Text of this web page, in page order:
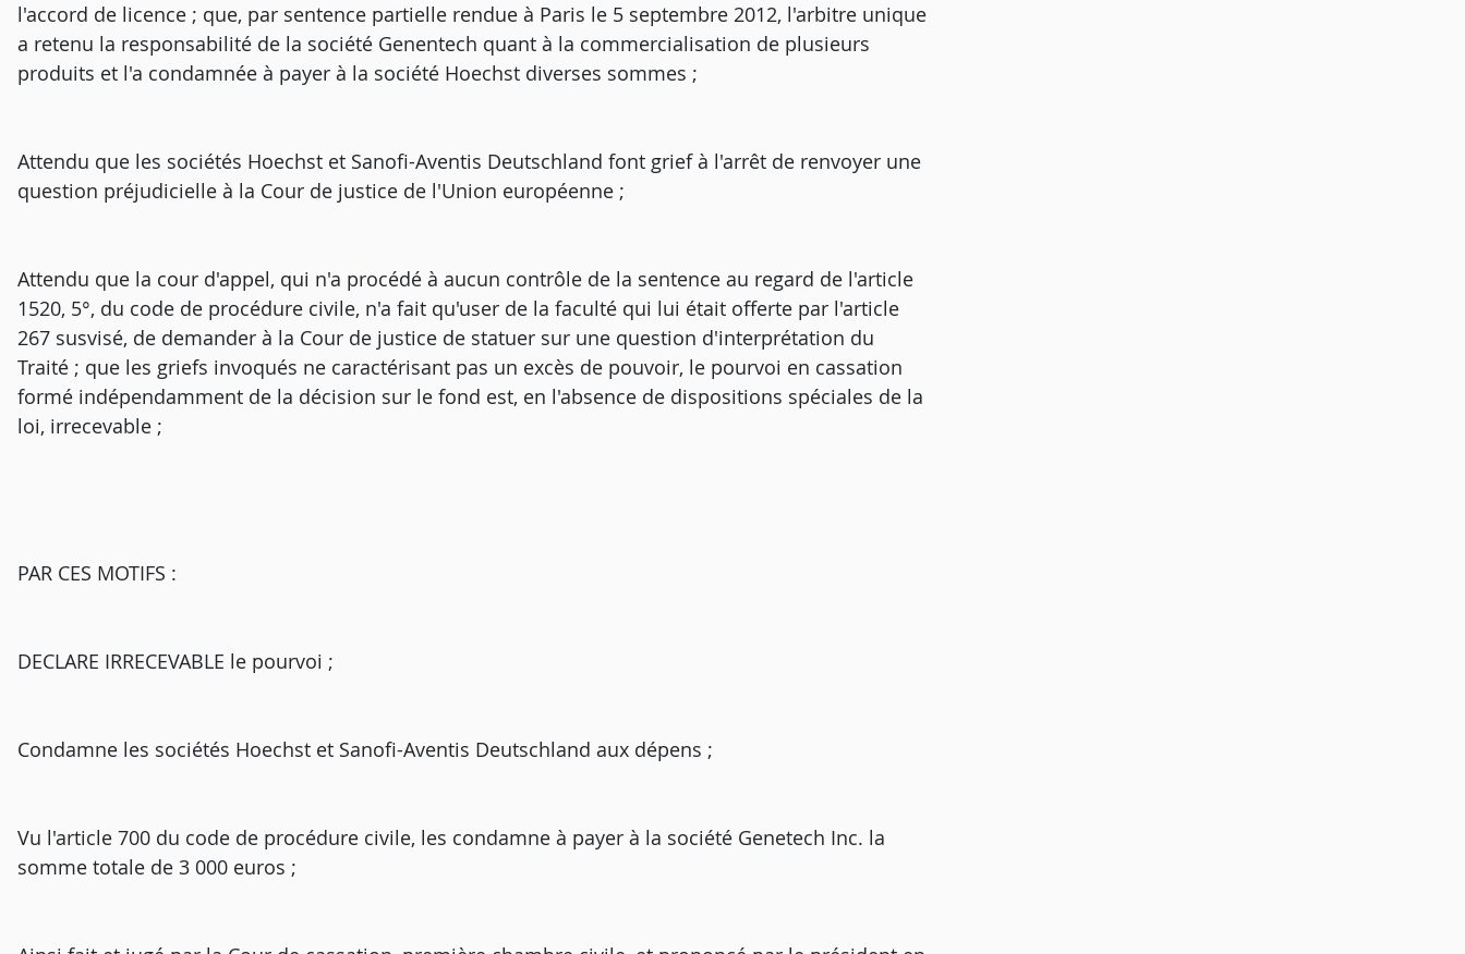
l'accord de licence ; que, par sentence partielle rendue à Paris le 5 septembre 2012, l'arbitre unique
a retenu la responsabilité de la société Genentech quant à la commercialisation de plusieurs
produits et l'a condamnée à payer à la société Hoechst diverses sommes ;
Attendu que les sociétés Hoechst et Sanofi-Aventis Deutschland font grief à l'arrêt de renvoyer une
question préjudicielle à la Cour de justice de l'Union européenne ;
Attendu que la cour d'appel, qui n'a procédé à aucun contrôle de la sentence au regard de l'article
1520, 5°, du code de procédure civile, n'a fait qu'user de la faculté qui lui était offerte par l'article
267 susvisé, de demander à la Cour de justice de statuer sur une question d'interprétation du
Traité ; que les griefs invoqués ne caractérisant pas un excès de pouvoir, le pourvoi en cassation
formé indépendamment de la décision sur le fond est, en l'absence de dispositions spéciales de la
loi, irrecevable ;
PAR CES MOTIFS :
DECLARE IRRECEVABLE le pourvoi ;
Condamne les sociétés Hoechst et Sanofi-Aventis Deutschland aux dépens ;
Vu l'article 700 du code de procédure civile, les condamne à payer à la société Genetech Inc. la
somme totale de 3 000 euros ;